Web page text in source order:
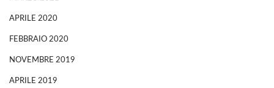
APRILE 2020
FEBBRAIO 2020
NOVEMBRE 2019
APRILE 2019